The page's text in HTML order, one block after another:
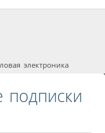
электроника